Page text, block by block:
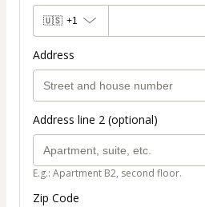
🇺🇸 +1
Address
Address line 2 (optional)
E.g.: Apartment B2, second floor.
Zip Code